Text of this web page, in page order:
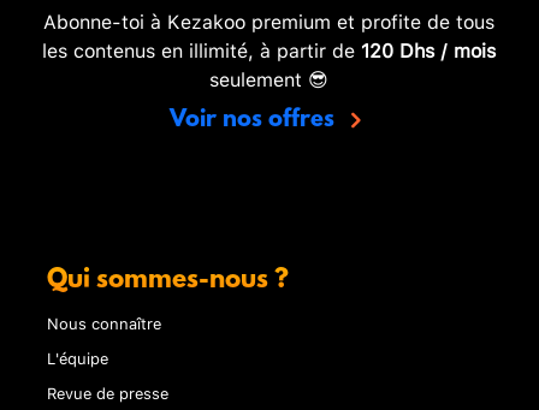
Abonne-toi à Kezakoo premium et profite de tous
les contenus en illimité, à partir de 120 Dhs / mois
seulement 😎
Voir nos offres
Qui sommes-nous ?
Nous connaître
L'équipe
Revue de presse